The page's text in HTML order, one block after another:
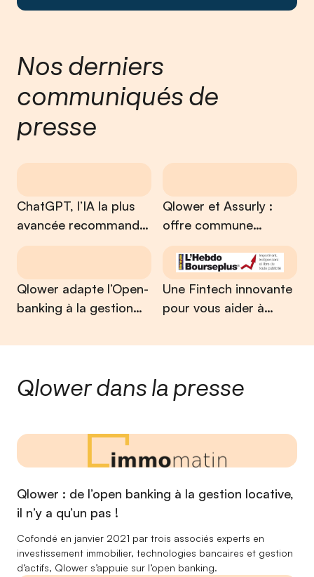
Nos derniers
communiqués de
presse
ChatGPT, l’IA la plus
avancée recommande
Qlower et Assurly :
offre commune
investisseurs locatifs
Qlower adapte l’Open-
banking à la gestion
Une Fintech innovante
pour vous aider à
patrimoine immobilier
Qlower dans la presse
Qlower : de l’open banking à la gestion locative,
il n’y a qu’un pas !
Cofondé en janvier 2021 par trois associés experts en
investissement immobilier, technologies bancaires et gestion
d’actifs, Qlower s’appuie sur l’open banking.